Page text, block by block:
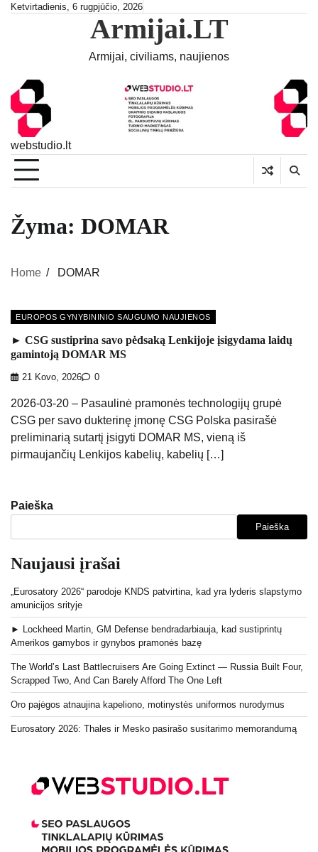
SkipKetvirtadienis, 6 rugpjūčio, 2026
Armijai.LT
Armijai, civiliams, naujienos
webstudio.lt
Žyma: DOMAR
Home DOMAR
EUROPOS GYNYBININIO SAUGUMO NAUJIENOS
► CSG sustiprina savo pėdsaką Lenkijoje įsigydama laidų
gamintoją DOMAR MS
21 Kovo, 2026 0
2026-03-20 – Pasaulinė pramonės technologijų grupė
CSG per savo dukterinę įmonę CSG Polska pasirašė
preliminarią sutartį įsigyti DOMAR MS, vieną iš
pirmaujančių Lenkijos kabelių, kabelių […]
Paieška
Paieška
Naujausi įrašai
„Eurosatory 2026“ parodoje KNDS patvirtina, kad yra lyderis slapstymo
amunicijos srityje
► Lockheed Martin, GM Defense bendradarbiauja, kad sustiprintų
Amerikos gamybos ir gynybos pramonės bazę
The World’s Last Battlecruisers Are Going Extinct — Russia Built Four,
Scrapped Two, And Can Barely Afford The One Left
Oro pajėgos atnaujina kapeliono, motinystės uniformos nurodymus
Eurosatory 2026: Thales ir Mesko pasirašo susitarimo memorandumą